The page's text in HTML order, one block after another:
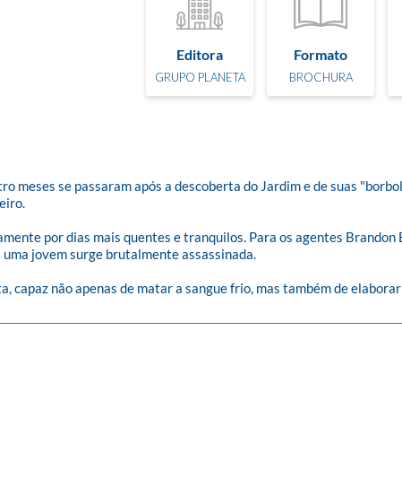
Editora
GRUPO PLANETA
Formato
BROCHURA
meses se passaram após a descoberta do Jardim e de suas
por dias mais quentes e tranquilos. Para os agentes
jovem surge brutalmente assassinada.
não apenas de matar a sangue frio, mas também de